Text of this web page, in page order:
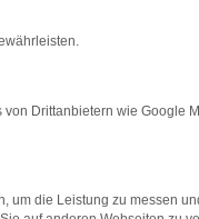
Technik
geprüft und in
Weiden auch
sich auf unseren
für Weiden ist.
persönliche
Drittanbietern wie Google
um die Leistung zu messen